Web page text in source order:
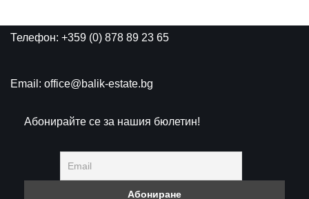
Телефон: +359 (0) 878 89 23 65
Email: office@balik-estate.bg
Абонирайте се за нашия бюлетин!